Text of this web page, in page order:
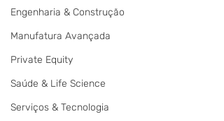
Engenharia & Construção
Manufatura Avançada
Private Equity
Saúde & Life Science
Serviços & Tecnologia